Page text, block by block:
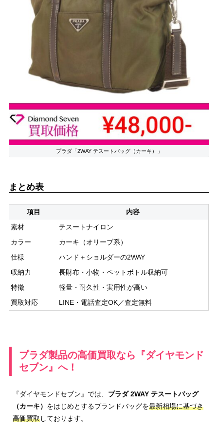
プラダ「2WAY テスートバッグ（カーキ）」
まとめ表
項目
内容
素材
テスートナイロン
カラー
カーキ（オリーブ系）
仕様
ハンド＋ショルダーの2WAY
収納力
長財布・小物・ペットボトル収納可
特徴
軽量・耐久性・実用性が高い
買取対応
LINE・電話査定OK／査定無料
プラダ製品の高価買取なら『ダイヤモンド
セブン』へ！
『ダイヤモンドセブン』では、 プラダ 2WAY テスートバッグ
（カーキ） をはじめとするブランドバッグを最新相場に基づき
高価買取しております。